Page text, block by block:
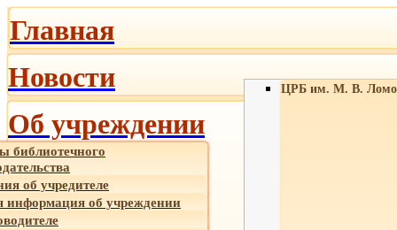
Главная
Новости
Об учреждении
библиотечного
об учредителе
об учреждении
ЦРБ им. М. В.